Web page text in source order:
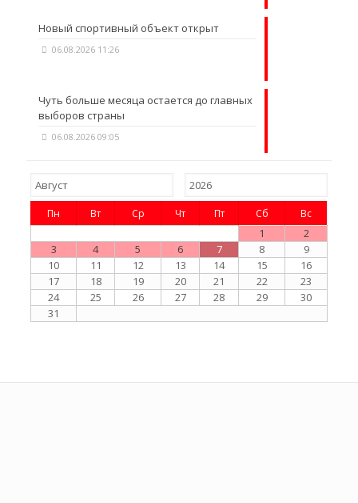
Новый спортивный объект открыт
06.08.2026 11:26
Чуть больше месяца остается до главных
выборов страны
06.08.2026 09:05
Пн Вт Ср Чт Пт Сб Вс
1
2
3
4 5 6 7 8
9
10
11 12 13 14 15
16
17
18 19 20 21 22
23
24
25 26 27 28 29
30
31